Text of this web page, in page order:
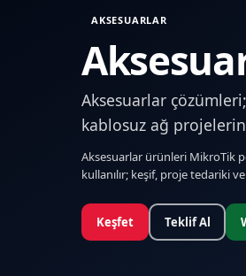
AKSESUARLAR
Aksesuarlar
kablosuz ağ
Aksesuarlar ürünleri MikroTik
kullanılır; keşif, proje tedariki
Keşfet Teklif Al